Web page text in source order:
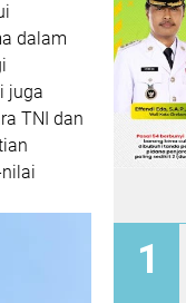
dalam
juga
TNI dan